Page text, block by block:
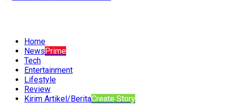
Home
NewsPrime
Tech
Entertainment
Lifestyle
Review
Kirim Artikel/BeritaCreate Story